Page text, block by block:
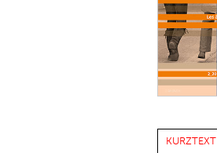
KURZTEXT